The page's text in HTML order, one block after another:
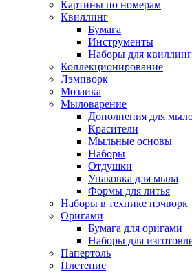
Картины по номерам
Квиллинг
Бумага
Инструменты
Наборы для
Коллекционирование
Лэмпворк
Мозаика
Мыловарение
Дополнения для
Красители
Мыльные основы
Наборы
Отдушки
Упаковка для мыла
Формы для литья
Наборы в технике пэчворк
Оригами
Бумага для оригами
Наборы для
Папертоль
Плетение